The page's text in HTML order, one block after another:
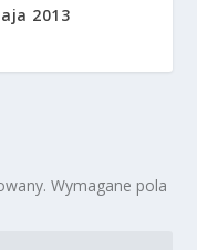
2013
Wymagane pola